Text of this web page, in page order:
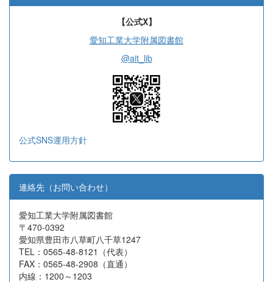
【公式X】
愛知工業大学附属図書館
@ait_lib
公式SNS運用方針
連絡先（お問い合わせ）
愛知工業大学附属図書館
〒470-0392
愛知県豊田市八草町八千草1247
TEL：0565-48-8121（代表）
FAX：0565-48-2908（直通）
内線：1200～1203